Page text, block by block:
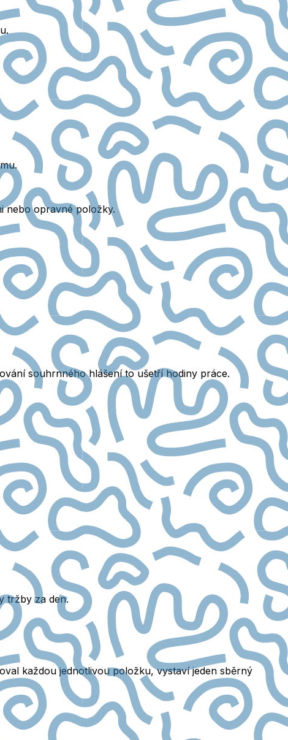
nebo opravné položky.
souhrnného hlášení to ušetří hodiny práce.
tržby za den.
každou jednotlivou položku, vystaví jeden sběrný